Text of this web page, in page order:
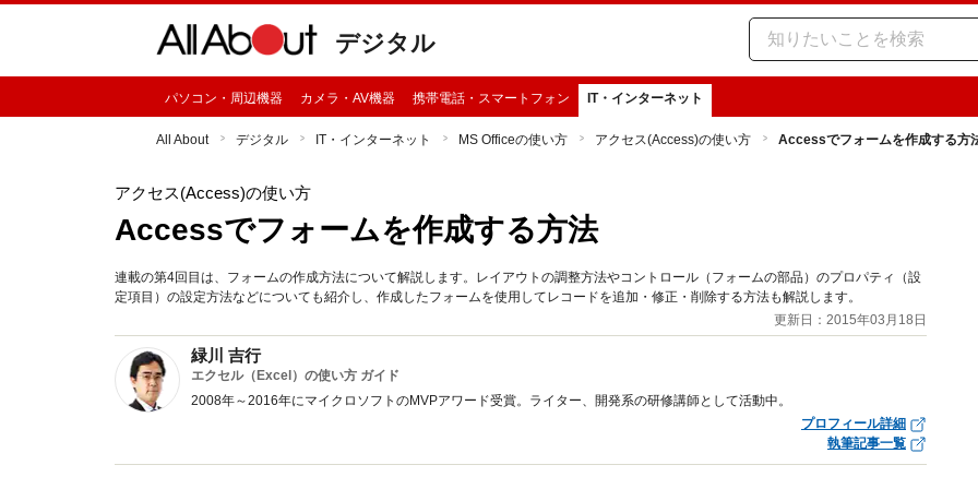
デジタル
パソコン・周辺機器 カメラ・AV機器 携帯電話・スマートフォン IT・インターネット
All About デジタル IT・インターネット MS Officeの使い方 アクセス(Access)の使い方 Accessでフォームを作成する方
アクセス(Access)の使い方
Accessでフォームを作成する方法
連載の第4回目は、フォームの作成方法について解説します。レイアウトの調整方法やコントロール（フォームの部品）のプロパティ（設
定項目）の設定方法などについても紹介し、作成したフォームを使用してレコードを追加・修正・削除する方法も解説します。
更新日：2015年03月18日
緑川 吉行
エクセル（Excel）の使い方 ガイド
2008年～2016年にマイクロソフトのMVPアワード受賞。ライター、開発系の研修講師として活動中。
プロフィール詳細
執筆記事一覧